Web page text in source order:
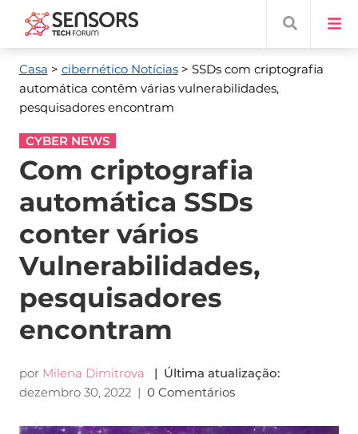
Casa > cibernético Notícias> SSDs com criptografia
automática contêm várias vulnerabilidades,
pesquisadores encontram
CYBER NEWS
Com criptografia
automática SSDs
conter vários
Vulnerabilidades,
pesquisadores
encontram
por Milena Dimitrova
| Última atualização:
dezembro 30, 2022| 0 Comentários